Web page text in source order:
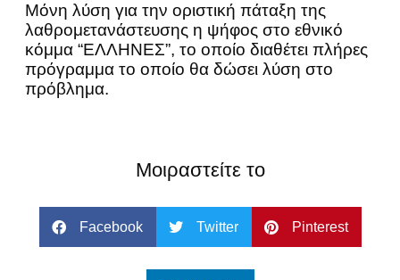
Μόνη λύση για την οριστική πάταξη της
λαθρομετανάστευσης η ψήφος στο εθνικό
κόμμα “ΕΛΛΗΝΕΣ”, το οποίο διαθέτει πλήρες
πρόγραμμα το οποίο θα δώσει λύση στο
πρόβλημα.
Μοιραστείτε το
Facebook Twitter Pinterest